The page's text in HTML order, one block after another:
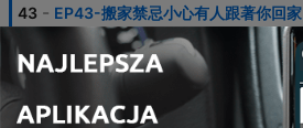
43 - EP43-搬家禁忌小心有人跟著你回家
42 EP42-跟神明求換花
27 lip 2026